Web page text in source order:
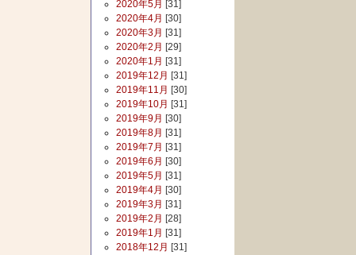
2020年5月 [31]
2020年4月 [30]
2020年3月 [31]
2020年2月 [29]
2020年1月 [31]
2019年12月 [31]
2019年11月 [30]
2019年10月 [31]
2019年9月 [30]
2019年8月 [31]
2019年7月 [31]
2019年6月 [30]
2019年5月 [31]
2019年4月 [30]
2019年3月 [31]
2019年2月 [28]
2019年1月 [31]
2018年12月 [31]